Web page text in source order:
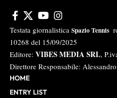
Testata giornalistica Spazio Tennis
10268 del 15/09/2025
Editore: VIBES MEDIA SRL,
Direttore Responsabile:
HOME
ENTRY LIST